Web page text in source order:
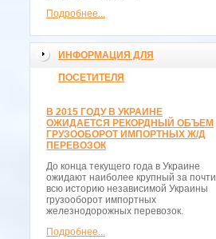
Подробнее...
ИНФОРМАЦИЯ ДЛЯ
ПОСЕТИТЕЛЯ
В 2015 ГОДУ В УКРАИНЕ
ОЖИДАЕТСЯ РЕКОРДНЫЙ ОБЪЕМ
ГРУЗООБОРОТ ИМПОРТНЫХ Ж/Д
ПЕРЕВОЗОК
До конца текущего года в Украине
ожидают наиболее крупный за почти
всю историю независимой Украины
грузооборот импортных
железнодорожных перевозок.
Подробнее...